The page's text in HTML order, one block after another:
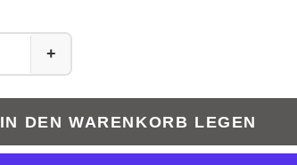
+
IN DEN WARENKORB LEGEN